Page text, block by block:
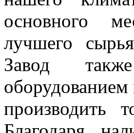
основного
лучшего
Завод
производить